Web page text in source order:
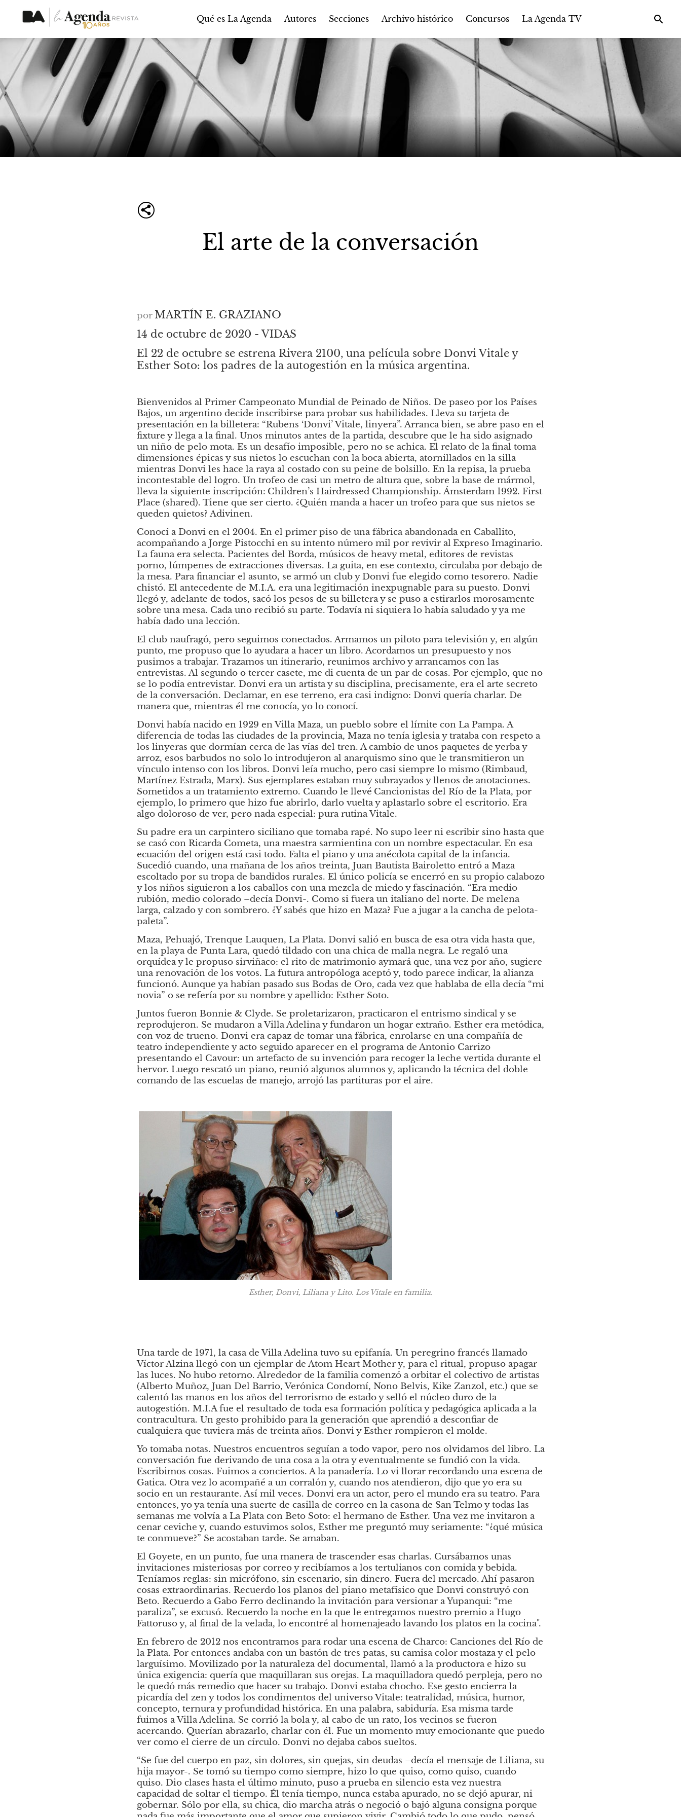
Qué es La Agenda Autores Secciones Archivo histórico Concursos La Agenda TV
El arte de la conversación
por MARTÍN E. GRAZIANO
14 de octubre de 2020 - VIDAS
El 22 de octubre se estrena Rivera 2100, una película sobre Donvi Vitale y
Esther Soto: los padres de la autogestión en la música argentina.
Bienvenidos al Primer Campeonato Mundial de Peinado de Niños. De paseo por los Países
Bajos, un argentino decide inscribirse para probar sus habilidades. Lleva su tarjeta de
presentación en la billetera: “Rubens ‘Donvi’ Vitale, linyera”. Arranca bien, se abre paso en el
fixture y llega a la final. Unos minutos antes de la partida, descubre que le ha sido asignado
un niño de pelo mota. Es un desafío imposible, pero no se achica. El relato de la final toma
dimensiones épicas y sus nietos lo escuchan con la boca abierta, atornillados en la silla
mientras Donvi les hace la raya al costado con su peine de bolsillo. En la repisa, la prueba
incontestable del logro. Un trofeo de casi un metro de altura que, sobre la base de mármol,
lleva la siguiente inscripción: Children’s Hairdressed Championship. Ámsterdam 1992. First
Place (shared). Tiene que ser cierto. ¿Quién manda a hacer un trofeo para que sus nietos se
queden quietos? Adivinen.
Conocí a Donvi en el 2004. En el primer piso de una fábrica abandonada en Caballito,
acompañando a Jorge Pistocchi en su intento número mil por revivir al Expreso Imaginario.
La fauna era selecta. Pacientes del Borda, músicos de heavy metal, editores de revistas
porno, lúmpenes de extracciones diversas. La guita, en ese contexto, circulaba por debajo de
la mesa. Para financiar el asunto, se armó un club y Donvi fue elegido como tesorero. Nadie
chistó. El antecedente de M.I.A. era una legitimación inexpugnable para su puesto. Donvi
llegó y, adelante de todos, sacó los pesos de su billetera y se puso a estirarlos morosamente
sobre una mesa. Cada uno recibió su parte. Todavía ni siquiera lo había saludado y ya me
había dado una lección.
El club naufragó, pero seguimos conectados. Armamos un piloto para televisión y, en algún
punto, me propuso que lo ayudara a hacer un libro. Acordamos un presupuesto y nos
pusimos a trabajar. Trazamos un itinerario, reunimos archivo y arrancamos con las
entrevistas. Al segundo o tercer casete, me di cuenta de un par de cosas. Por ejemplo, que no
se lo podía entrevistar. Donvi era un artista y su disciplina, precisamente, era el arte secreto
de la conversación. Declamar, en ese terreno, era casi indigno: Donvi quería charlar. De
manera que, mientras él me conocía, yo lo conocí.
Donvi había nacido en 1929 en Villa Maza, un pueblo sobre el límite con La Pampa. A
diferencia de todas las ciudades de la provincia, Maza no tenía iglesia y trataba con respeto a
los linyeras que dormían cerca de las vías del tren. A cambio de unos paquetes de yerba y
arroz, esos barbudos no solo lo introdujeron al anarquismo sino que le transmitieron un
vínculo intenso con los libros. Donvi leía mucho, pero casi siempre lo mismo (Rimbaud,
Martínez Estrada, Marx). Sus ejemplares estaban muy subrayados y llenos de anotaciones.
Sometidos a un tratamiento extremo. Cuando le llevé Cancionistas del Río de la Plata, por
ejemplo, lo primero que hizo fue abrirlo, darlo vuelta y aplastarlo sobre el escritorio. Era
algo doloroso de ver, pero nada especial: pura rutina Vitale.
Su padre era un carpintero siciliano que tomaba rapé. No supo leer ni escribir sino hasta que
se casó con Ricarda Cometa, una maestra sarmientina con un nombre espectacular. En esa
ecuación del origen está casi todo. Falta el piano y una anécdota capital de la infancia.
Sucedió cuando, una mañana de los años treinta, Juan Bautista Bairoletto entró a Maza
escoltado por su tropa de bandidos rurales. El único policía se encerró en su propio calabozo
y los niños siguieron a los caballos con una mezcla de miedo y fascinación. “Era medio
rubión, medio colorado –decía Donvi-. Como si fuera un italiano del norte. De melena
larga, calzado y con sombrero. ¿Y sabés que hizo en Maza? Fue a jugar a la cancha de pelota-
paleta”.
Maza, Pehuajó, Trenque Lauquen, La Plata. Donvi salió en busca de esa otra vida hasta que,
en la playa de Punta Lara, quedó tildado con una chica de malla negra. Le regaló una
orquídea y le propuso sirviñaco: el rito de matrimonio aymará que, una vez por año, sugiere
una renovación de los votos. La futura antropóloga aceptó y, todo parece indicar, la alianza
funcionó. Aunque ya habían pasado sus Bodas de Oro, cada vez que hablaba de ella decía “mi
novia” o se refería por su nombre y apellido: Esther Soto.
Juntos fueron Bonnie & Clyde. Se proletarizaron, practicaron el entrismo sindical y se
reprodujeron. Se mudaron a Villa Adelina y fundaron un hogar extraño. Esther era metódica,
con voz de trueno. Donvi era capaz de tomar una fábrica, enrolarse en una compañía de
teatro independiente y acto seguido aparecer en el programa de Antonio Carrizo
presentando el Cavour: un artefacto de su invención para recoger la leche vertida durante el
hervor. Luego rescató un piano, reunió algunos alumnos y, aplicando la técnica del doble
comando de las escuelas de manejo, arrojó las partituras por el aire.
Esther, Donvi, Liliana y Lito. Los Vitale en familia.
Una tarde de 1971, la casa de Villa Adelina tuvo su epifanía. Un peregrino francés llamado
Víctor Alzina llegó con un ejemplar de Atom Heart Mother y, para el ritual, propuso apagar
las luces. No hubo retorno. Alrededor de la familia comenzó a orbitar el colectivo de artistas
(Alberto Muñoz, Juan Del Barrio, Verónica Condomí, Nono Belvis, Kike Zanzol, etc.) que se
calentó las manos en los años del terrorismo de estado y selló el núcleo duro de la
autogestión. M.I.A fue el resultado de toda esa formación política y pedagógica aplicada a la
contracultura. Un gesto prohibido para la generación que aprendió a desconfiar de
cualquiera que tuviera más de treinta años. Donvi y Esther rompieron el molde.
Yo tomaba notas. Nuestros encuentros seguían a todo vapor, pero nos olvidamos del libro. La
conversación fue derivando de una cosa a la otra y eventualmente se fundió con la vida.
Escribimos cosas. Fuimos a conciertos. A la panadería. Lo vi llorar recordando una escena de
Gatica. Otra vez lo acompañé a un corralón y, cuando nos atendieron, dijo que yo era su
socio en un restaurante. Así mil veces. Donvi era un actor, pero el mundo era su teatro. Para
entonces, yo ya tenía una suerte de casilla de correo en la casona de San Telmo y todas las
semanas me volvía a La Plata con Beto Soto: el hermano de Esther. Una vez me invitaron a
cenar ceviche y, cuando estuvimos solos, Esther me preguntó muy seriamente: “¿qué música
te conmueve?” Se acostaban tarde. Se amaban.
El Goyete, en un punto, fue una manera de trascender esas charlas. Cursábamos unas
invitaciones misteriosas por correo y recibíamos a los tertulianos con comida y bebida.
Teníamos reglas: sin micrófono, sin escenario, sin dinero. Fuera del mercado. Ahí pasaron
cosas extraordinarias. Recuerdo los planos del piano metafísico que Donvi construyó con
Beto. Recuerdo a Gabo Ferro declinando la invitación para versionar a Yupanqui: “me
paraliza”, se excusó. Recuerdo la noche en la que le entregamos nuestro premio a Hugo
Fattoruso y, al final de la velada, lo encontré al homenajeado lavando los platos en la cocina".
En febrero de 2012 nos encontramos para rodar una escena de Charco: Canciones del Río de
la Plata. Por entonces andaba con un bastón de tres patas, su camisa color mostaza y el pelo
larguísimo. Movilizado por la naturaleza del documental, llamó a la productora e hizo su
única exigencia: quería que maquillaran sus orejas. La maquilladora quedó perpleja, pero no
le quedó más remedio que hacer su trabajo. Donvi estaba chocho. Ese gesto encierra la
picardía del zen y todos los condimentos del universo Vitale: teatralidad, música, humor,
concepto, ternura y profundidad histórica. En una palabra, sabiduría. Esa misma tarde
fuimos a Villa Adelina. Se corrió la bola y, al cabo de un rato, los vecinos se fueron
acercando. Querían abrazarlo, charlar con él. Fue un momento muy emocionante que puedo
ver como el cierre de un círculo. Donvi no dejaba cabos sueltos.
“Se fue del cuerpo en paz, sin dolores, sin quejas, sin deudas –decía el mensaje de Liliana, su
hija mayor-. Se tomó su tiempo como siempre, hizo lo que quiso, como quiso, cuando
quiso. Dio clases hasta el último minuto, puso a prueba en silencio esta vez nuestra
capacidad de soltar el tiempo. Él tenía tiempo, nunca estaba apurado, no se dejó apurar, ni
gobernar. Sólo por ella, su chica, dio marcha atrás o negoció o bajó alguna consigna porque